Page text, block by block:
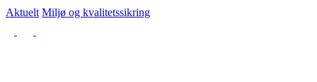
Aktuelt Miljø og kvalitetssikring